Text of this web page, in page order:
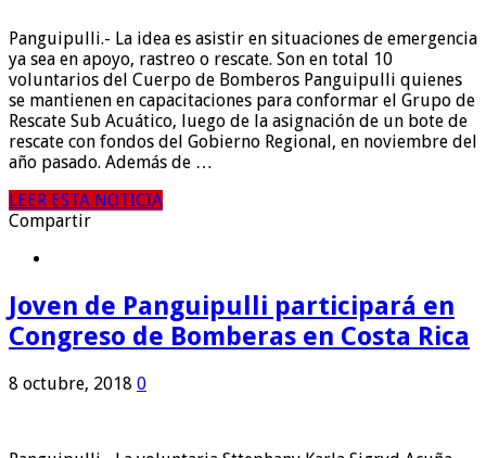
Panguipulli.- La idea es asistir en situaciones de emergencia
ya sea en apoyo, rastreo o rescate. Son en total 10
voluntarios del Cuerpo de Bomberos Panguipulli quienes
se mantienen en capacitaciones para conformar el Grupo de
Rescate Sub Acuático, luego de la asignación de un bote de
rescate con fondos del Gobierno Regional, en noviembre del
año pasado. Además de …
LEER ESTA NOTICIA
Compartir
Joven de Panguipulli participará en
Congreso de Bomberas en Costa Rica
8 octubre, 2018 0